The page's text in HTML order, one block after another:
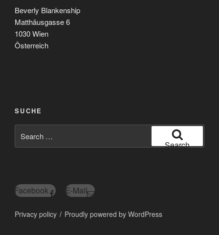
Beverly Blankenship
Matthäusgasse 6
1030 Wien
Österreich
SUCHE
for:
Search
Facebook E-Mail
Privacy policy Proudly powered by WordPress